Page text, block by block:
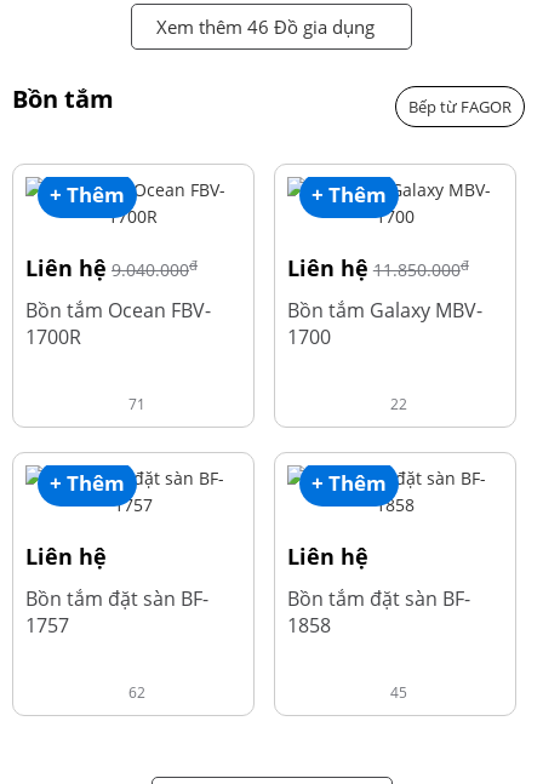
Xem thêm 46 Đồ gia dụng
Bồn tắm Bếp từ FAGOR
+ Thêm
Liên hệ 9.040.000đ
Bồn tắm Ocean FBV-
1700R
71
+ Thêm
Liên hệ 11.850.000đ
Bồn tắm Galaxy MBV-
1700
22
+ Thêm
Liên hệ
Bồn tắm đặt sàn BF-
1757
62
+ Thêm
Liên hệ
Bồn tắm đặt sàn BF-
1858
45